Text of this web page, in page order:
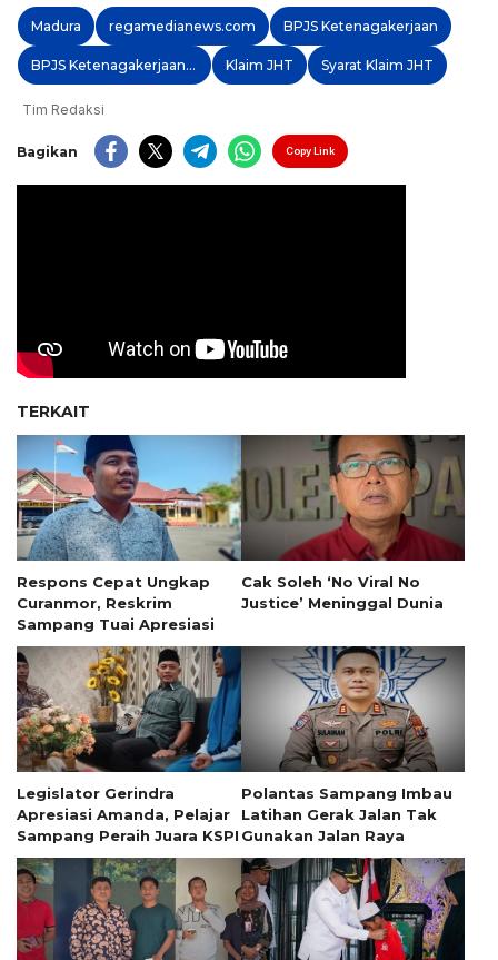
Madura regamedianews.com BPJS Ketenagakerjaan
BPJS Ketenagakerjaan Madura Klaim JHT Syarat Klaim JHT
Tim Redaksi
Bagikan Copy Link
TERKAIT
Respons Cepat Ungkap
Curanmor, Reskrim
Sampang Tuai Apresiasi
Cak Soleh ‘No Viral No
Justice’ Meninggal Dunia
Legislator Gerindra
Apresiasi Amanda, Pelajar
Sampang Peraih Juara KSPI
Polantas Sampang Imbau
Latihan Gerak Jalan Tak
Gunakan Jalan Raya